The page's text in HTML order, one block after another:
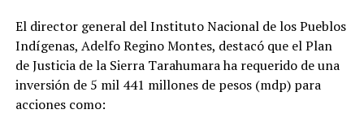
El director general del Instituto Nacional de los Pueblos
Indígenas, Adelfo Regino Montes, destacó que el Plan
de Justicia de la Sierra Tarahumara ha requerido de una
inversión de 5 mil 441 millones de pesos (mdp) para
acciones como: